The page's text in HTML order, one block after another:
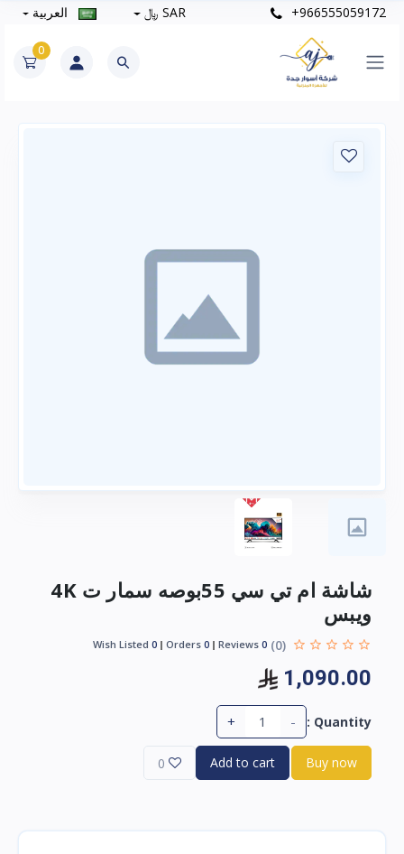
+966555059172 SAR ﷼ العربية
0
شاشة ام تي سي 55بوصه سمار ت 4K
ويبس
(0)
0
0
0
1,090.00
Quantity :
-
+
Buy now
Add to cart
0